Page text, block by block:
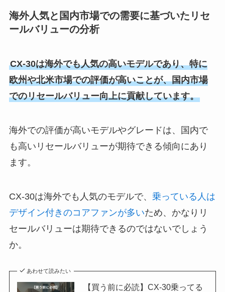
海外人気と国内市場での需要に基づいたリセ
ールバリューの分析
CX-30は海外でも人気の高いモデルであり、特に
欧州や北米市場での評価が高いことが、国内市場
でのリセールバリュー向上に貢献しています。
海外での評価が高いモデルやグレードは、国内で
も高いリセールバリューが期待できる傾向にあり
ます。
CX-30は海外でも人気のモデルで、 乗っている人は
デザイン付きのコアファンが多いため、かなりリ
セールバリューは期待できるのではないでしょう
か。
あわせて読みたい
【買う前に必読】CX-30乗ってる